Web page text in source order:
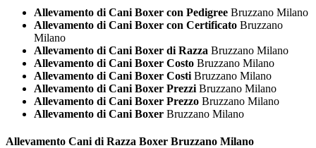
Allevamento di Cani Boxer con Pedigree Bruzzano Milano
Allevamento di Cani Boxer con Certificato Bruzzano
Milano
Allevamento di Cani Boxer di Razza Bruzzano Milano
Allevamento di Cani Boxer Costo Bruzzano Milano
Allevamento di Cani Boxer Costi Bruzzano Milano
Allevamento di Cani Boxer Prezzi Bruzzano Milano
Allevamento di Cani Boxer Prezzo Bruzzano Milano
Allevamento di Cani Boxer Bruzzano Milano
Allevamento Cani di Razza Boxer Bruzzano Milano